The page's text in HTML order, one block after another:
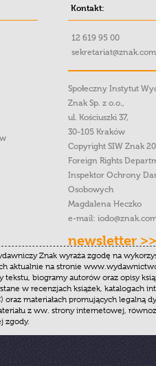
Kontakt:
12 619 95 00
Społeczny Instytut
Znak Sp. z o.o.,
ul. Kościuszki 37,
30-105 Kraków
Copyright SIW Znak
Foreign Rights
Inspektor Ochrony
Osobowych
Magdalena Heczko
e-mail:
newsletter >>
Znak wyraża zgodę na
aktualnie na stronie
tekstu, biogramy autorów oraz opisy
w recenzjach książek, katalogach
oraz materiałach promujących legalną
z ww. strony internetowej,
zgody.